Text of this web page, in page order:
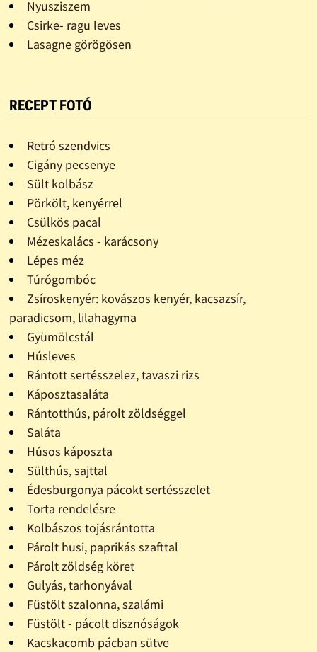
Nyusziszem
Csirke- ragu leves
Lasagne görögösen
RECEPT FOTÓ
Retró szendvics
Cigány pecsenye
Sült kolbász
Pörkölt, kenyérrel
Csülkös pacal
Mézeskalács - karácsony
Lépes méz
Túrógombóc
Zsíroskenyér: kovászos kenyér, kacsazsír,
paradicsom, lilahagyma
Gyümölcstál
Húsleves
Rántott sertésszelez, tavaszi rizs
Káposztasaláta
Rántotthús, párolt zöldséggel
Saláta
Húsos káposzta
Sülthús, sajttal
Édesburgonya pácokt sertésszelet
Torta rendelésre
Kolbászos tojásrántotta
Párolt husi, paprikás szafttal
Párolt zöldség köret
Gulyás, tarhonyával
Füstölt szalonna, szalámi
Füstölt - pácolt disznóságok
Kacskacomb pácban sütve